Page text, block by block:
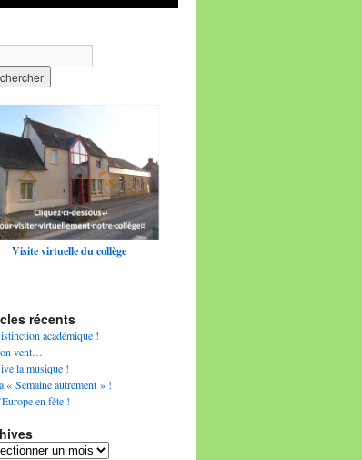
Visite virtuelle du collège
récents
académique !
vent…
la musique !
« Semaine autrement » !
en fête !